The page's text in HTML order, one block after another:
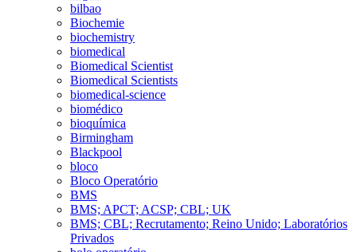
bilbao
Biochemie
biochemistry
biomedical
Biomedical Scientist
Biomedical Scientists
biomedical-science
biomédico
bioquímica
Birmingham
Blackpool
bloco
Bloco Operatório
BMS
BMS; APCT; ACSP; CBL; UK
BMS; CBL; Recrutamento; Reino Unido; Laboratórios
Privados